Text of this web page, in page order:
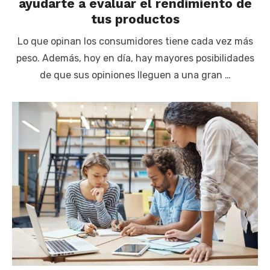
ayudarte a evaluar el rendimiento de
tus productos
Lo que opinan los consumidores tiene cada vez más
peso. Además, hoy en día, hay mayores posibilidades
de que sus opiniones lleguen a una gran …